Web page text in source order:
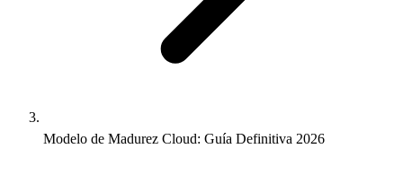
Modelo de Madurez Cloud: Guía Definitiva 2026